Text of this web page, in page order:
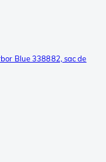
Blue 338882, sac de